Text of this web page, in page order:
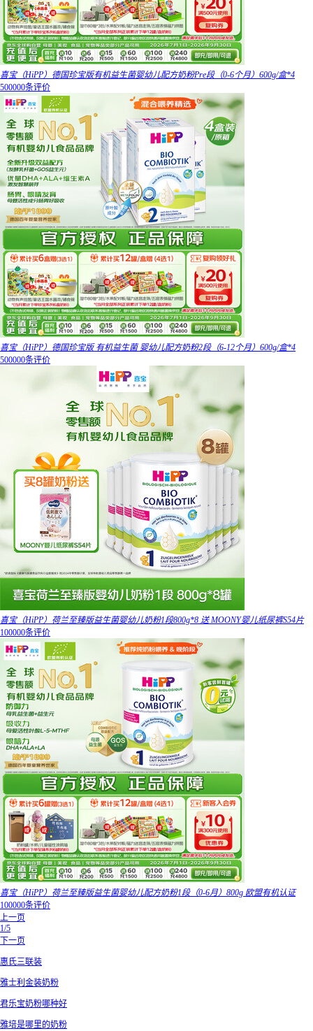
喜宝（HiPP）德国珍宝版有机益生菌婴幼儿配方奶粉Pre段（0-6个月）600g/盒*4
500000条评价
喜宝（HiPP）德国珍宝版 有机益生菌 婴幼儿配方奶粉2段（6-12个月）600g/盒*4
500000条评价
喜宝（HiPP）荷兰至臻版益生菌婴幼儿奶粉1段800g*8 送 MOONY婴儿纸尿裤S54片
100000条评价
喜宝（HiPP）荷兰至臻版益生菌婴幼儿配方奶粉1段（0-6月）800g 欧盟有机认证
100000条评价
上一页
1/5
下一页
惠氏三联装
雅士利金装奶粉
君乐宝奶粉哪种好
雅培是哪里的奶粉